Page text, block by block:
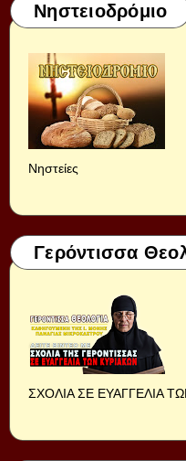
Νηστειοδρόμιο
Νηστείες
Γερόντισσα
ΣΧΟΛΙΑ ΣΕ ΕΥΑΓΓΕΛΙΑ